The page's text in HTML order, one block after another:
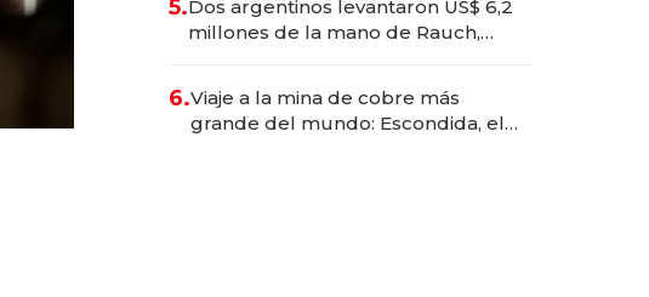
transformadoras
5.Dos argentinos levantaron US$ 6,2
millones de la mano de Rauch,
6.Viaje a la mina de cobre más
grande del mundo: Escondida, el